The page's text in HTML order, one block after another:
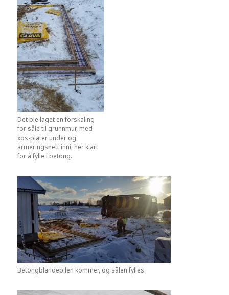
Det ble laget en forskaling
for såle til grunnmur, med
xps-plater under og
armeringsnett inni, her klart
for å fylle i betong.
Betongblandebilen kommer, og sålen fylles.